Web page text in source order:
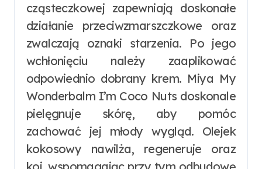
cząsteczkowej zapewniają doskonałe
działanie przeciwzmarszczkowe oraz
zwalczają oznaki starzenia. Po jego
wchłonięciu należy zaaplikować
odpowiednio dobrany krem. Miya My
Wonderbalm I’m Coco Nuts doskonale
pielęgnuje skórę, aby pomóc
zachować jej młody wygląd. Olejek
kokosowy nawilża, regeneruje oraz